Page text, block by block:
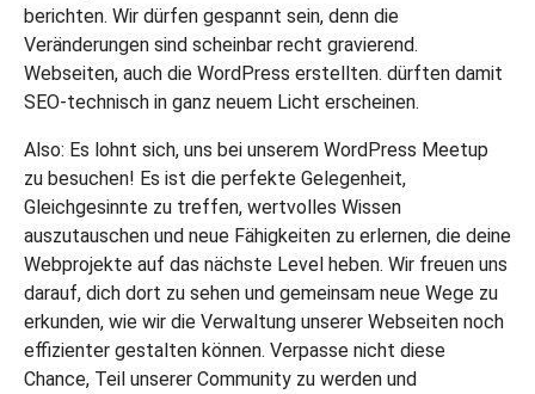
berichten. Wir dürfen gespannt sein, denn die
Veränderungen sind scheinbar recht gravierend.
Webseiten, auch die WordPress erstellten. dürften damit
SEO-technisch in ganz neuem Licht erscheinen.
Also: Es lohnt sich, uns bei unserem WordPress Meetup
zu besuchen! Es ist die perfekte Gelegenheit,
Gleichgesinnte zu treffen, wertvolles Wissen
auszutauschen und neue Fähigkeiten zu erlernen, die deine
Webprojekte auf das nächste Level heben. Wir freuen uns
darauf, dich dort zu sehen und gemeinsam neue Wege zu
erkunden, wie wir die Verwaltung unserer Webseiten noch
effizienter gestalten können. Verpasse nicht diese
Chance, Teil unserer Community zu werden und